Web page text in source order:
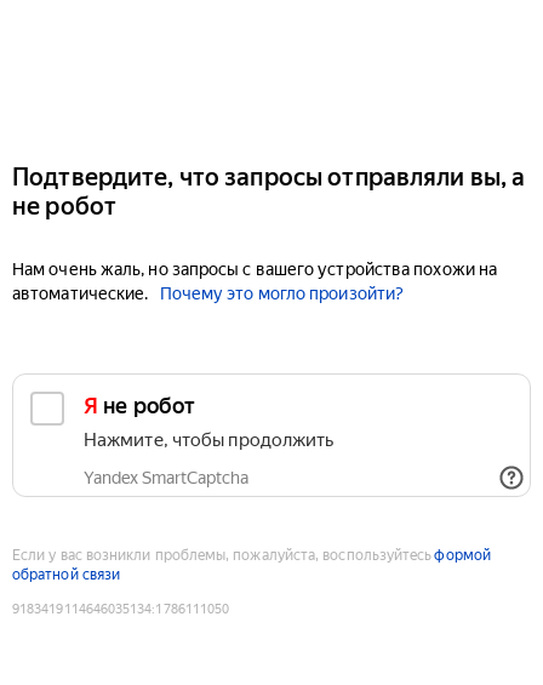
Подтвердите, что запросы отправляли вы, а
не робот
Нам очень жаль, но запросы с вашего устройства похожи на
автоматические.
Почему это могло произойти?
Я не робот
Нажмите, чтобы продолжить
Yandex SmartCaptcha
Если у вас возникли проблемы, пожалуйста, воспользуйтесьформой
обратной связи
9183419114646035134:1786111050